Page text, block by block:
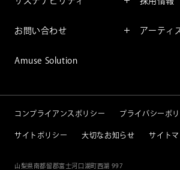
企業理念
アミューズのサステナビリテ
重要課題
お問い合わせ
Amuse Solution
IRマネージ
アーティ
コンプライアンスポリシー プライバシーポ
サイトポリシー 大切なお知らせ サイト
山梨県南都留郡富士河口湖町西湖 997